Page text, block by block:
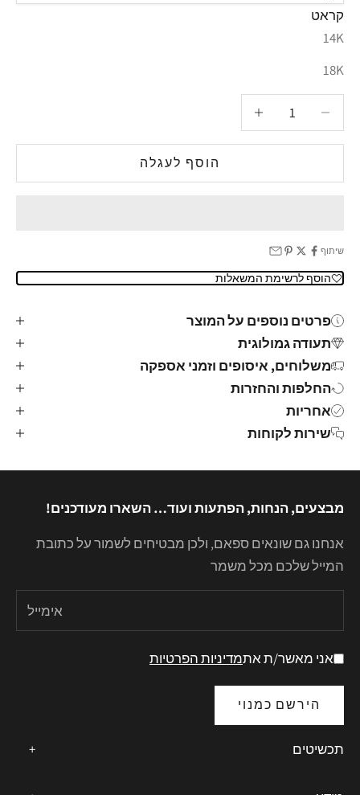
קראט
14K
18K
הקטנת הכמותהגדלת הכמות
הוסף לעגלה
שיתוף
הוסף לרשימת המשאלות
פרטים נוספים על המוצר
תעודה גמולוגית
משלוחים, איסופים וזמני אספקה
החלפות והחזרות
אחריות
שירות לקוחות
מבצעים, הנחות, הפתעות ועוד… השארו מעודכנים!
אנחנו גם שונאים ספאם, ולכן מבטיחים לשמור על כתובת
המייל שלכם מכל משמר
אני מאשר/ת אתמדיניות הפרטיות
הירשם כמנוי
תכשיטים
+